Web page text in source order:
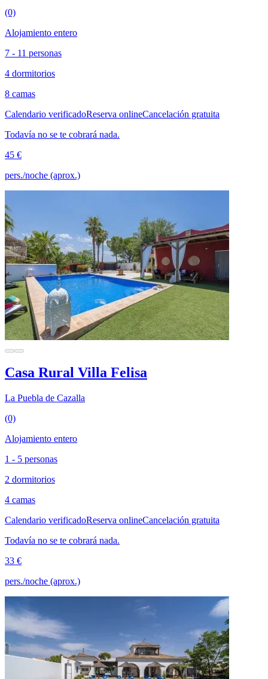
(0)
Alojamiento entero
7 - 11 personas
4 dormitorios
8 camas
Calendario verificadoReserva onlineCancelación gratuita
Todavía no se te cobrará nada.
45 €
pers./noche (aprox.)
Casa Rural Villa Felisa
La Puebla de Cazalla
(0)
Alojamiento entero
1 - 5 personas
2 dormitorios
4 camas
Calendario verificadoReserva onlineCancelación gratuita
Todavía no se te cobrará nada.
33 €
pers./noche (aprox.)